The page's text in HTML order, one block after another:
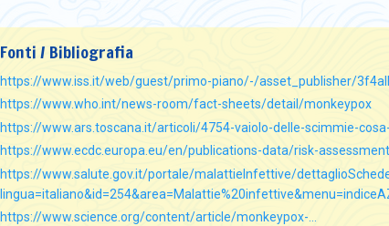
Fonti / Bibliografia
https://www.iss.it/web/guest/primo-piano/-/asset_publisher/
https://www.who.int/news-room/fact-sheets/detail/monkeypox
https://www.ars.toscana.it/articoli/4754-vaiolo-delle-scimmie-
https://www.ecdc.europa.eu/en/publications-data/risk-
https://www.salute.gov.it/portale/malattieInfettive/
https://www.science.org/content/article/monkeypox-...